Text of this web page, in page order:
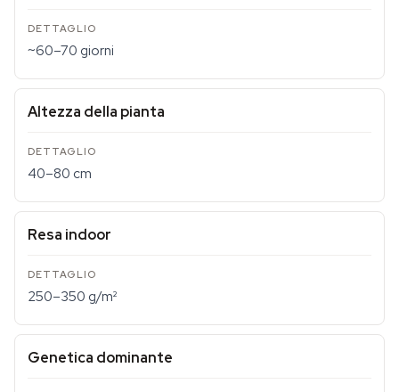
~60–70 giorni
Altezza della pianta
40–80 cm
Resa indoor
250–350 g/m²
Genetica dominante